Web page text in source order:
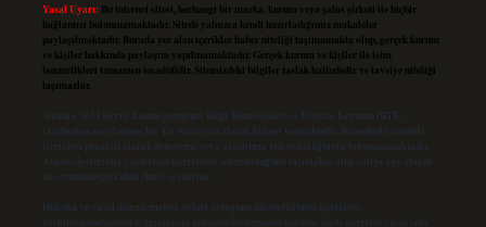
Yasal Uyarı: Bu internet sitesi, herhangi bir marka, kurum veya şahıs şirketi ile hiçbir
bağlantısı bulunmamaktadır. Sitede yalnızca kendi hazırladığımız makaleler
paylaşılmaktadır. Burada yer alan içerikler haber niteliği taşımamakta olup, gerçek kurum
ve kişiler hakkında paylaşım yapılmamaktadır. Gerçek kurum ve kişiler ile isim
benzerlikleri tamamen tesadüfidir. Sitemizdeki bilgiler taslak halindedir ve tavsiye niteliği
taşımazlar.
Sitemiz, 5651 Sayılı Kanun gereğince Bilgi Teknolojileri ve İletişim Kurumu (BTK)
tarafından onaylanmış bir Yer Sağlayıcı olarak hizmet vermektedir. Bu nedenle, sitedeki
içerikleri proaktif olarak denetleme veya araştırma yükümlülüğümüz bulunmamaktadır.
Ancak, üyelerimiz yazdıkları içeriklerin sorumluluğunu taşımakta olup, siteye üye olarak
bu sorumluluğu kabul etmiş sayılırlar.
Hukuka ve yasal düzenlemelere aykırı olduğunu düşündüğünüz içerikleri,
backlinkpanelicomtr@gmail.com adresine bildirmeniz halinde, ilgili içerikler yasal süre